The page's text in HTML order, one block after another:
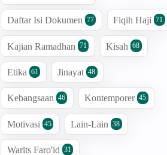
Daftar Isi Dokumen 77 Fiqih Haji 71
Kajian Ramadhan 71 Kisah 68
Etika 61 Jinayat 48
Kebangsaan 46 Kontemporer 45
Motivasi 45 Lain-Lain 38
Warits Faro'id 31